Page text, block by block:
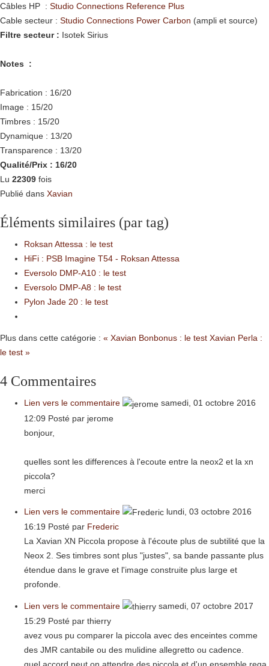
Câbles HP : Studio Connections Reference Plus
Cable secteur : Studio Connections Power Carbon (ampli et source)
Filtre secteur : Isotek Sirius
Notes :
Fabrication : 16/20
Image : 15/20
Timbres : 15/20
Dynamique : 13/20
Transparence : 13/20
Qualité/Prix : 16/20
Lu 22309 fois
Publié dans Xavian
Éléments similaires (par tag)
Roksan Attessa : le test
HiFi : PSB Imagine T54 - Roksan Attessa
Eversolo DMP-A10 : le test
Eversolo DMP-A8 : le test
Pylon Jade 20 : le test
Plus dans cette catégorie : « Xavian Bonbonus : le test Xavian Perla :
le test »
4 Commentaires
Lien vers le commentaire
samedi, 01 octobre 2016
12:09 Posté par jerome
bonjour,
quelles sont les differences à l'ecoute entre la neox2 et la xn
piccola?
merci
Lien vers le commentaire
lundi, 03 octobre 2016
16:19 Posté par Frederic
La Xavian XN Piccola propose à l'écoute plus de subtilité que la
Neox 2. Ses timbres sont plus "justes", sa bande passante plus
étendue dans le grave et l'image construite plus large et
profonde.
Lien vers le commentaire
samedi, 07 octobre 2017
15:29 Posté par thierry
avez vous pu comparer la piccola avec des enceintes comme
des JMR cantabile ou des mulidine allegretto ou cadence.